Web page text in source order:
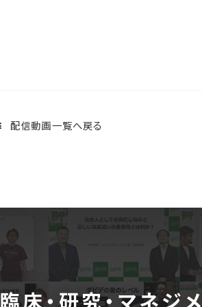
配信動画一覧へ戻る
臨床・研究・マネジ